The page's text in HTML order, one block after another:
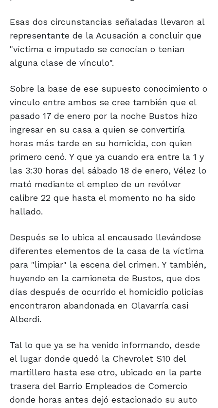
Esas dos circunstancias señaladas llevaron al
representante de la Acusación a concluir que
"víctima e imputado se conocían o tenían
alguna clase de vínculo".
Sobre la base de ese supuesto conocimiento o
vínculo entre ambos se cree también que el
pasado 17 de enero por la noche Bustos hizo
ingresar en su casa a quien se convertiría
horas más tarde en su homicida, con quien
primero cenó. Y que ya cuando era entre la 1 y
las 3:30 horas del sábado 18 de enero, Vélez lo
mató mediante el empleo de un revólver
calibre 22 que hasta el momento no ha sido
hallado.
Después se lo ubica al encausado llevándose
diferentes elementos de la casa de la víctima
para "limpiar" la escena del crimen. Y también,
huyendo en la camioneta de Bustos, que dos
días después de ocurrido el homicidio policías
encontraron abandonada en Olavarría casi
Alberdi.
Tal lo que ya se ha venido informando, desde
el lugar donde quedó la Chevrolet S10 del
martillero hasta ese otro, ubicado en la parte
trasera del Barrio Empleados de Comercio
donde horas antes dejó estacionado su auto